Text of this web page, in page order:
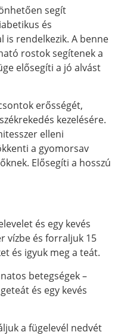
segít
és
is rendelkezik. A benne
rostok segítenek a
elősegíti a jó alvást
erősségét,
kezelésére.
elleni
a gyomorsav
Elősegíti a hosszú
és egy kevés
vízbe és forraljuk 15
és igyuk meg a teát.
betegségek –
és egy kevés
a fügelevél nedvét